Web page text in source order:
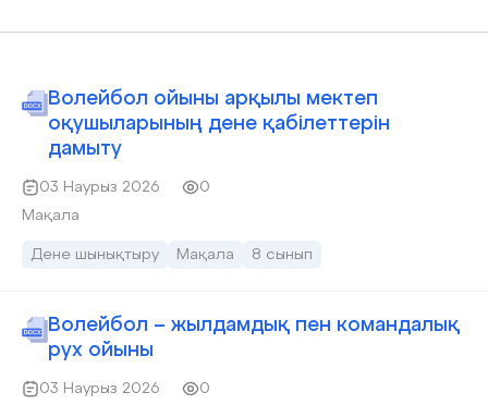
Волейбол ойыны арқылы мектеп
оқушыларының дене қабілеттерін
дамыту
03 Наурыз 2026
0
Мақала
Дене шынықтыру Мақала 8 сынып
Волейбол – жылдамдық пен командалық
рух ойыны
03 Наурыз 2026
0